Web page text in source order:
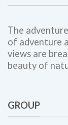
The
of adventure
views are
beauty of
GROUP